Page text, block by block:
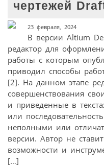
чертежей
23 февраля, 2024
В версии Altium
редактор для
работы с которым
приводил способы
[2]. На данном этапе
совершенствования
и приведенные в
или
неполными или
версии. Автор не
возможности и
[…]